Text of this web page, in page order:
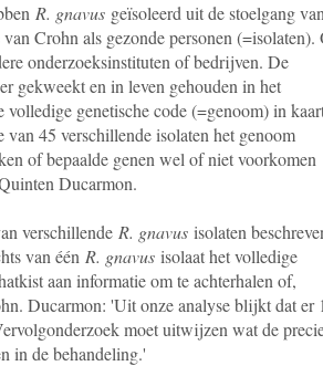
R. gnavus geïsoleerd uit de stoelgang van
Crohn als gezonde personen (=isolaten).
onderzoeksinstituten of bedrijven. De
gekweekt en in leven gehouden in het
genetische code (=genoom) in
van 45 verschillende isolaten het genoom
of bepaalde genen wel of niet voorkomen
Ducarmon.
verschillende R. gnavus isolaten
van één R. gnavus isolaat het volledige
aan informatie om te achterhalen of,
Ducarmon: 'Uit onze analyse blijkt dat er
moet uitwijzen wat de
in de behandeling.'